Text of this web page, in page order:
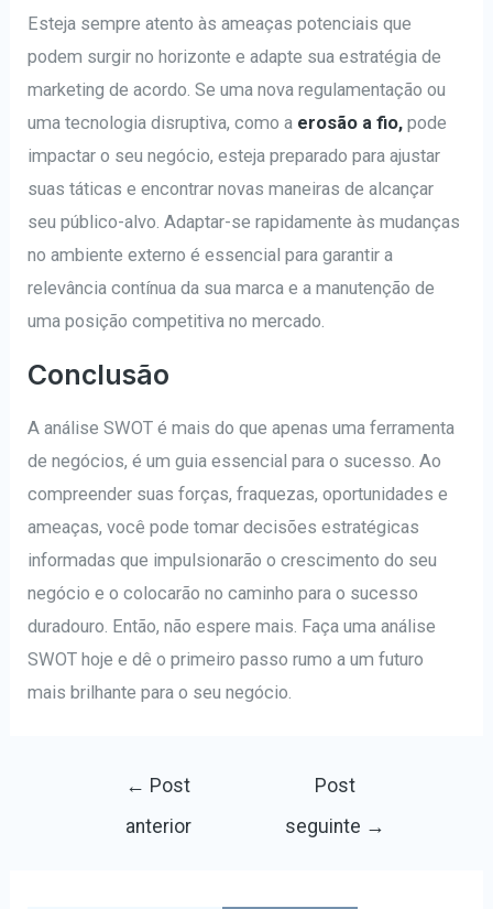
Esteja sempre atento às ameaças potenciais que
podem surgir no horizonte e adapte sua estratégia de
marketing de acordo. Se uma nova regulamentação ou
uma tecnologia disruptiva, como a erosão a fio, pode
impactar o seu negócio, esteja preparado para ajustar
suas táticas e encontrar novas maneiras de alcançar
seu público-alvo. Adaptar-se rapidamente às mudanças
no ambiente externo é essencial para garantir a
relevância contínua da sua marca e a manutenção de
uma posição competitiva no mercado.
Conclusão
A análise SWOT é mais do que apenas uma ferramenta
de negócios, é um guia essencial para o sucesso. Ao
compreender suas forças, fraquezas, oportunidades e
ameaças, você pode tomar decisões estratégicas
informadas que impulsionarão o crescimento do seu
negócio e o colocarão no caminho para o sucesso
duradouro. Então, não espere mais. Faça uma análise
SWOT hoje e dê o primeiro passo rumo a um futuro
mais brilhante para o seu negócio.
Navegação
← Post
anterior
Post
seguinte →